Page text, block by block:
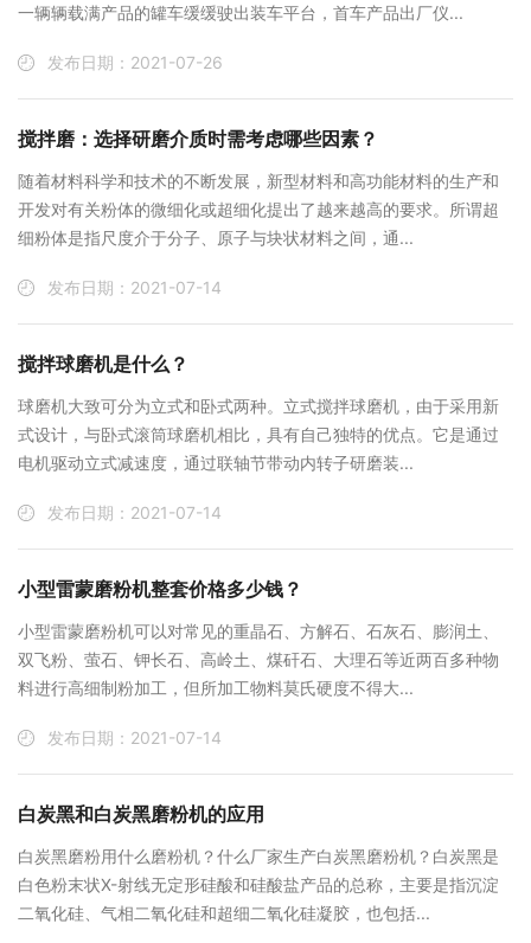
一辆辆载满产品的罐车缓缓驶出装车平台，首车产品出厂仪...
发布日期：2021-07-26
搅拌磨：选择研磨介质时需考虑哪些因素？
随着材料科学和技术的不断发展，新型材料和高功能材料的生产和
开发对有关粉体的微细化或超细化提出了越来越高的要求。所谓超
细粉体是指尺度介于分子、原子与块状材料之间，通...
发布日期：2021-07-14
搅拌球磨机是什么？
球磨机大致可分为立式和卧式两种。立式搅拌球磨机，由于采用新
式设计，与卧式滚筒球磨机相比，具有自己独特的优点。它是通过
电机驱动立式减速度，通过联轴节带动内转子研磨装...
发布日期：2021-07-14
小型雷蒙磨粉机整套价格多少钱？
小型雷蒙磨粉机可以对常见的重晶石、方解石、石灰石、膨润土、
双飞粉、萤石、钾长石、高岭土、煤矸石、大理石等近两百多种物
料进行高细制粉加工，但所加工物料莫氏硬度不得大...
发布日期：2021-07-14
白炭黑和白炭黑磨粉机的应用
白炭黑磨粉用什么磨粉机？什么厂家生产白炭黑磨粉机？白炭黑是
白色粉末状X-射线无定形硅酸和硅酸盐产品的总称，主要是指沉淀
二氧化硅、气相二氧化硅和超细二氧化硅凝胶，也包括...